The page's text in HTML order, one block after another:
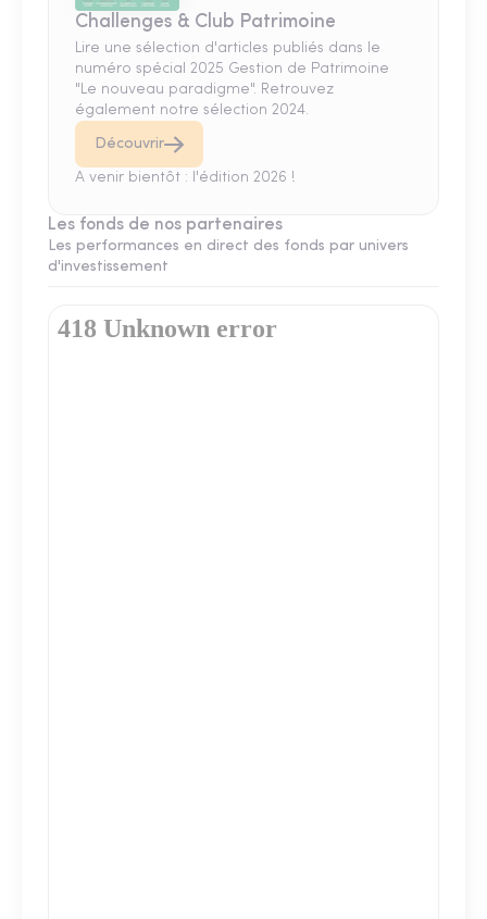
Challenges & Club Patrimoine
Lire une sélection d'articles publiés dans le
numéro spécial 2025 Gestion de Patrimoine
"Le nouveau paradigme". Retrouvez
également notre sélection 2024.
Découvrir
A venir bientôt : l'édition 2026 !
Les fonds de nos partenaires
Les performances en direct des fonds par univers
d'investissement